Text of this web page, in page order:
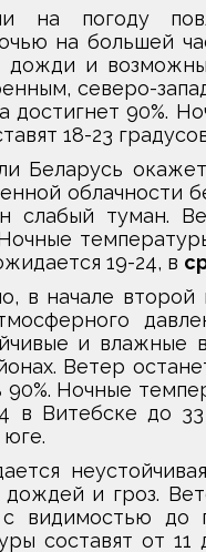
на погоду
на большей
дожди и
северо-
достигнет 90%.
18-23
Беларусь
облачности
слабый туман.
19-24, в
в начале
и
Ветер
Ночные
в Витебске до
юге.
дождей и гроз.
видимостью до
составят от